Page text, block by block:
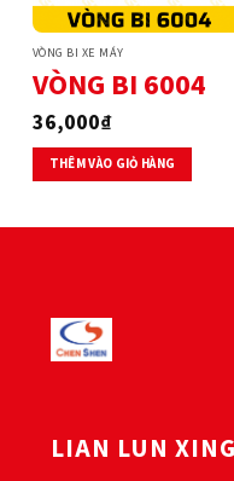
VÒNG BI XE MÁY
VÒNG BI 6004
36,000₫
THÊM VÀO GIỎ HÀNG
LIAN LUN